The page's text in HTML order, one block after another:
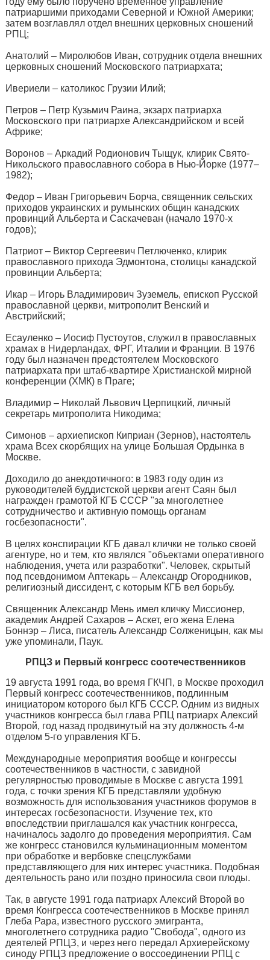
патриаршими приходами Северной и Южной Америки;
затем возглавлял отдел внешних церковных сношений
РПЦ;
Анатолий – Миролюбов Иван, сотрудник отдела внешних
церковных сношений Московского патриархата;
Ивериели – католикос Грузии Илий;
Петров – Петр Кузьмич Раина, экзарх патриарха
Московского при патриархе Александрийском и всей
Африке;
Воронов – Аркадий Родионович Тыщук, клирик Свято-
Никольского православного собора в Нью-Йорке (1977–
1982);
Федор – Иван Григорьевич Борча, священник сельских
приходов украинских и румынских общин канадских
провинций Альберта и Саскачеван (начало 1970-х
годов);
Патриот – Виктор Сергеевич Петлюченко, клирик
православного прихода Эдмонтона, столицы канадской
провинции Альберта;
Икар – Игорь Владимирович Зуземель, епископ Русской
православной церкви, митрополит Венский и
Австрийский;
Есауленко – Иосиф Пустоутов, служил в православных
храмах в Нидерландах, ФРГ, Италии и Франции. В 1976
году был назначен предстоятелем Московского
патриархата при штаб-квартире Христианской мирной
конференции (ХМК) в Праге;
Владимир – Николай Львович Церпицкий, личный
секретарь митрополита Никодима;
Симонов – архиепископ Киприан (Зернов), настоятель
храма Всех скорбящих на улице Большая Ордынка в
Москве.
Доходило до анекдотичного: в 1983 году один из
руководителей буддистской церкви агент Саян был
награжден грамотой КГБ СССР "за многолетнее
сотрудничество и активную помощь органам
госбезопасности".
В целях конспирации КГБ давал клички не только своей
агентуре, но и тем, кто являлся "объектами оперативного
наблюдения, учета или разработки". Человек, скрытый
под псевдонимом Аптекарь – Александр Огородников,
религиозный диссидент, с которым КГБ вел борьбу.
Священник Александр Мень имел кличку Миссионер,
академик Андрей Сахаров – Аскет, его жена Елена
Боннэр – Лиса, писатель Александр Солженицын, как мы
уже упоминали, Паук.
РПЦЗ и Первый конгресс соотечественников
19 августа 1991 года, во время ГКЧП, в Москве проходил
Первый конгресс соотечественников, подлинным
инициатором которого был КГБ СССР. Одним из видных
участников конгресса был глава РПЦ патриарх Алексий
Второй, год назад продвинутый на эту должность 4-м
отделом 5-го управления КГБ.
Международные мероприятия вообще и конгрессы
соотечественников в частности, с завидной
регулярностью проводимые в Москве с августа 1991
года, с точки зрения КГБ представляли удобную
возможность для использования участников форумов в
интересах госбезопасности. Изучение тех, кто
впоследствии приглашался как участник конгресса,
начиналось задолго до проведения мероприятия. Сам
же конгресс становился кульминационным моментом
при обработке и вербовке спецслужбами
представляющего для них интерес участника. Подобная
деятельность рано или поздно приносила свои плоды.
Так, в августе 1991 года патриарх Алексий Второй во
время Конгресса соотечественников в Москве принял
Глеба Рара, известного русского эмигранта,
многолетнего сотрудника радио "Свобода", одного из
деятелей РПЦЗ, и через него передал Архиерейскому
синоду РПЦЗ предложение о воссоединении РПЦ с